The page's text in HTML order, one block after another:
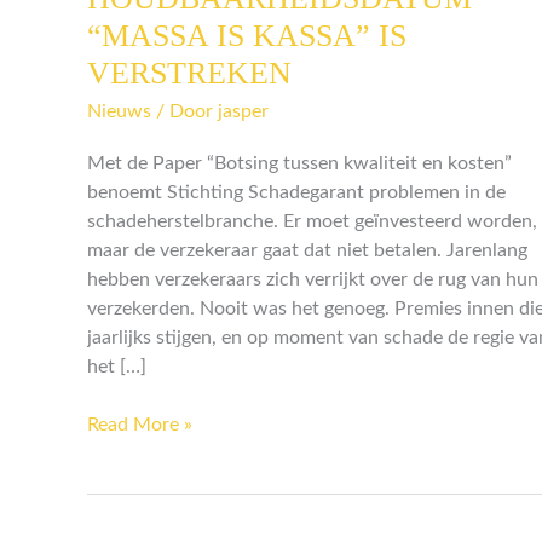
“MASSA IS KASSA” IS
VERSTREKEN
Nieuws / Door jasper
Met de Paper “Botsing tussen kwaliteit en kosten”
benoemt Stichting Schadegarant problemen in de
schadeherstelbranche. Er moet geïnvesteerd worden,
maar de verzekeraar gaat dat niet betalen. Jarenlang
hebben verzekeraars zich verrijkt over de rug van hun
verzekerden. Nooit was het genoeg. Premies innen
jaarlijks stijgen, en op moment van schade de regie
het […]
“MASSA
KASSA”
IS
Read More »